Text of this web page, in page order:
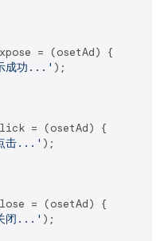
= (osetAd) {
成功...' );
= (osetAd) {
击...' );
= (osetAd) {
闭...' );